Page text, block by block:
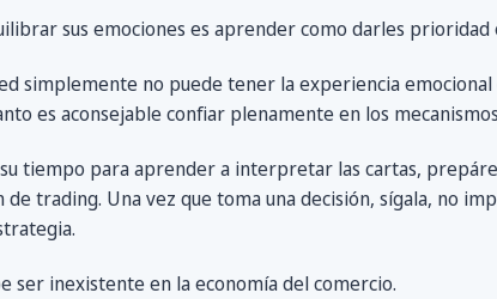
sus emociones es aprender como darles
simplemente no puede tener la experiencia
es aconsejable confiar plenamente en los
tiempo para aprender a interpretar las cartas,
trading. Una vez que toma una decisión, sígala, no
ser inexistente en la economía del comercio.